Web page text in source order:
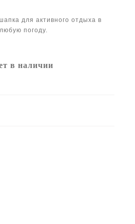
для активного отдыха в
любую погоду.
в наличии